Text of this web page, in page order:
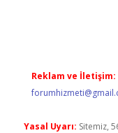
Reklam ve İletişim:
Yasal Uyarı: Sitemiz,